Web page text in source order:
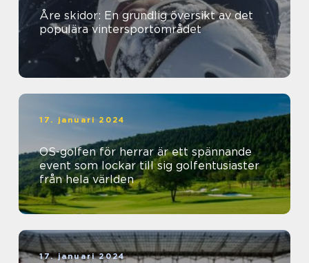
Åre skidor: En grundlig översikt av det
populära vintersportområdet
17. januari 2024
OS-golfen för herrar är ett spännande
event som lockar till sig golfentusiaster
från hela världen
17. januari 2024